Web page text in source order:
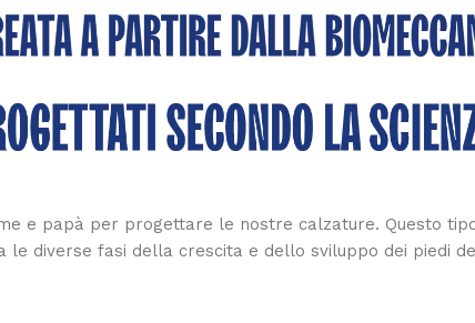
e papà per progettare le nostre calzature. Questo
le diverse fasi della crescita e dello sviluppo dei piedi